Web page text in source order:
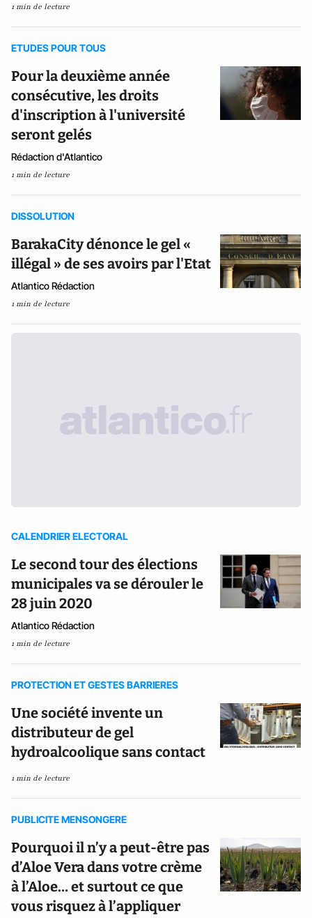
1 min de lecture
ETUDES POUR TOUS
Pour la deuxième année
consécutive, les droits
d'inscription à l'université
seront gelés
Rédaction d'Atlantico
1 min de lecture
DISSOLUTION
BarakaCity dénonce le gel «
illégal » de ses avoirs par l'Etat
Atlantico Rédaction
1 min de lecture
CALENDRIER ELECTORAL
Le second tour des élections
municipales va se dérouler le
28 juin 2020
Atlantico Rédaction
1 min de lecture
PROTECTION ET GESTES BARRIERES
Une société invente un
distributeur de gel
hydroalcoolique sans contact
1 min de lecture
PUBLICITE MENSONGERE
Pourquoi il n’y a peut-être pas
d’Aloe Vera dans votre crème
à l’Aloe… et surtout ce que
vous risquez à l’appliquer